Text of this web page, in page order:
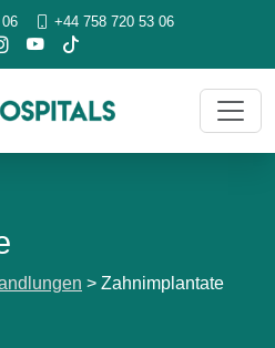
+44 758 720 53 06
> Zahnimplantate